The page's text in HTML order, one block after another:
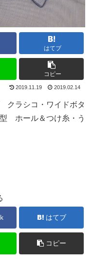
はてブ
コピー
2019.11.19 2019.02.14
クラシコ・ワイドボタ
ホール＆つけ糸・う
はてブ
コピー